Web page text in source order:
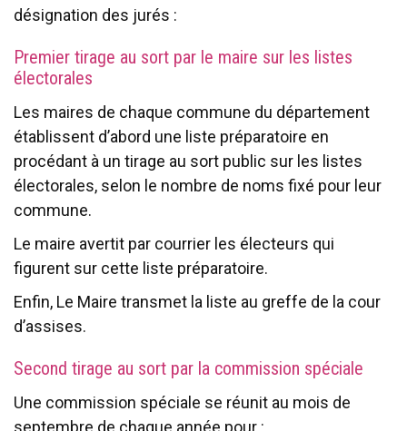
désignation des jurés :
Premier tirage au sort par le maire sur les listes
électorales
Les maires de chaque commune du département
établissent d’abord une liste préparatoire en
procédant à un tirage au sort public sur les listes
électorales, selon le nombre de noms fixé pour leur
commune.
Le maire avertit par courrier les électeurs qui
figurent sur cette liste préparatoire.
Enfin, Le Maire transmet la liste au greffe de la cour
d’assises.
Second tirage au sort par la commission spéciale
Une commission spéciale se réunit au mois de